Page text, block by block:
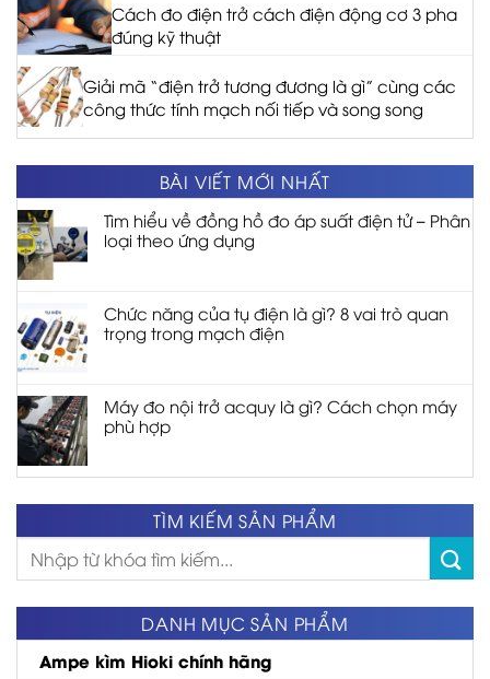
Cách đo điện trở cách điện động cơ 3 pha
đúng kỹ thuật
Giải mã “điện trở tương đương là gì” cùng các
công thức tính mạch nối tiếp và song song
BÀI VIẾT MỚI NHẤT
Tìm hiểu về đồng hồ đo áp suất điện tử – Phân
loại theo ứng dụng
Chức năng của tụ điện là gì? 8 vai trò quan
trọng trong mạch điện
Máy đo nội trở acquy là gì? Cách chọn máy
phù hợp
TÌM KIẾM SẢN PHẨM
Tìm
kiếm:
DANH MỤC SẢN PHẨM
Ampe kìm Hioki chính hãng